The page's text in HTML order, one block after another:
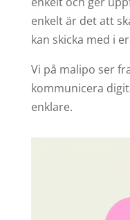
enkelt är det att
kan skicka med i
Vi på malipo ser
kommunicera
enklare.